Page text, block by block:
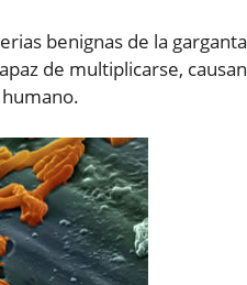
benignas de la
de multiplicarse,